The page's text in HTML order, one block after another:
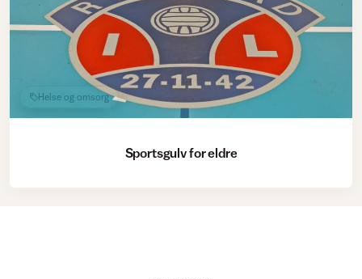
Helse og omsorg
Sportsgulv for eldre